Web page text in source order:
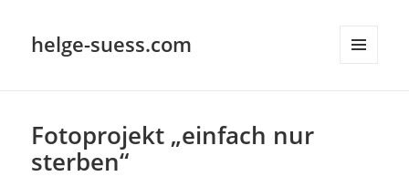
helge-suess.com
Fotoprojekt „einfach nur
sterben“